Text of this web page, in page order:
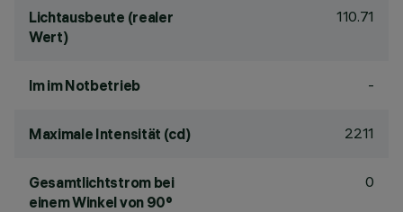
Lichtausbeute (realer
Wert)
110.71
lm im Notbetrieb -
Maximale Intensität (cd) 2211
Gesamtlichtstrom bei
einem Winkel von 90°
0